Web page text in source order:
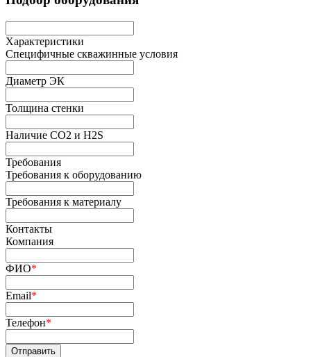
Характеристики
Специфичные скважинные условия
Диаметр ЭК
Толщина стенки
Наличие СО2 и H2S
Требования
Требования к оборудованию
Требования к материалу
Контакты
Компания
ФИО*
Email*
Телефон*